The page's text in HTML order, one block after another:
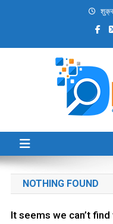
NOTHING FOUND
It seems we can’t